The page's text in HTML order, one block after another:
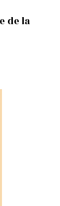
de la